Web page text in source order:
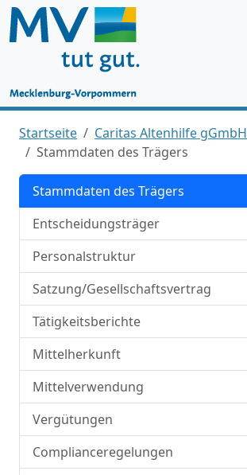
Startseite
Caritas Altenhilfe gGmbH
Stammdaten des Trägers
Stammdaten des Trägers
Entscheidungsträger
Personalstruktur
Satzung/Gesellschaftsvertrag
Tätigkeitsberichte
Mittelherkunft
Mittelverwendung
Vergütungen
Complianceregelungen